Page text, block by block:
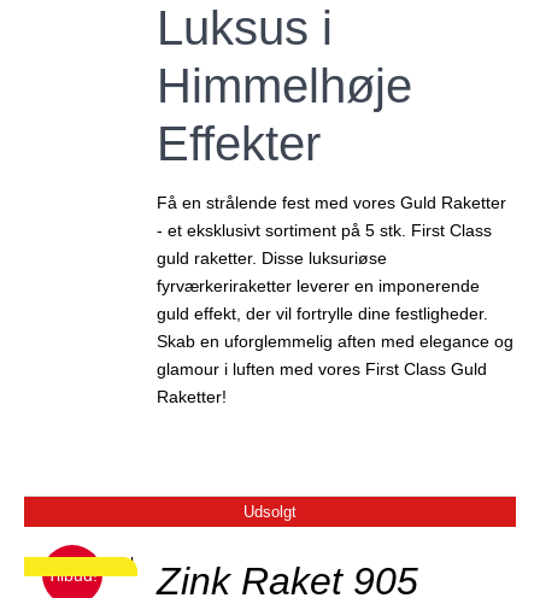
Luksus i
Himmelhøje
Effekter
Få en strålende fest med vores Guld Raketter
- et eksklusivt sortiment på 5 stk. First Class
guld raketter. Disse luksuriøse
fyrværkeriraketter leverer en imponerende
guld effekt, der vil fortrylle dine festligheder.
Skab en uforglemmelig aften med elegance og
glamour i luften med vores First Class Guld
Raketter!
Udsolgt
Tilbud! Zink Raket 905